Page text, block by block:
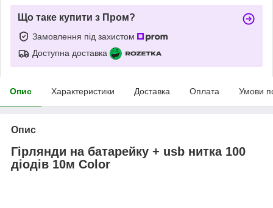
Що таке купити з Пром?
Замовлення під захистом
Доступна доставка
Опис Характеристики Доставка Оплата Умови
Опис
Гірлянди на батарейку + usb нитка 100
діодів 10м Color